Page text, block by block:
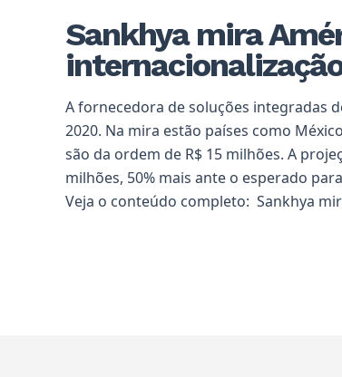
Sankhya mira
A fornecedora de soluções integradas
2020. Na mira estão países como
são da ordem de R$ 15 milhões. A
milhões, 50% mais ante o esperado
Veja o conteúdo completo: Sankhya